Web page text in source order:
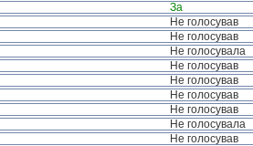
За
Не голосував
Не голосував
Не голосувала
Не голосував
Не голосував
Не голосував
Не голосував
Не голосувала
Не голосував